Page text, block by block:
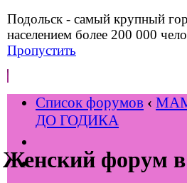
Подольск - самый крупный
населением более 200 000
Пропустить
Женский форум в
Список форумов ‹
ДО ГОДИКА